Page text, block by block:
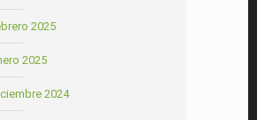
2025
2025
2024